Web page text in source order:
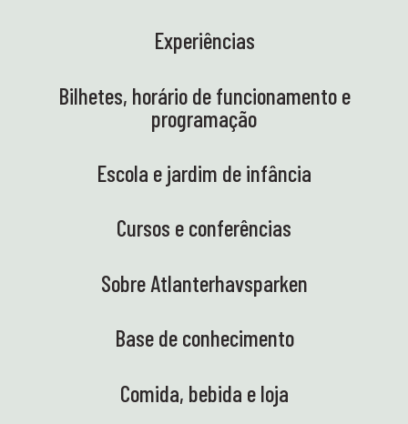
Experiências
Bilhetes, horário de funcionamento e
programação
Escola e jardim de infância
Cursos e conferências
Sobre Atlanterhavsparken
Base de conhecimento
Comida, bebida e loja